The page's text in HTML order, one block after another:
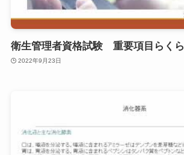
衛生管理者資格試験 重要項目らく
2022年9月23日